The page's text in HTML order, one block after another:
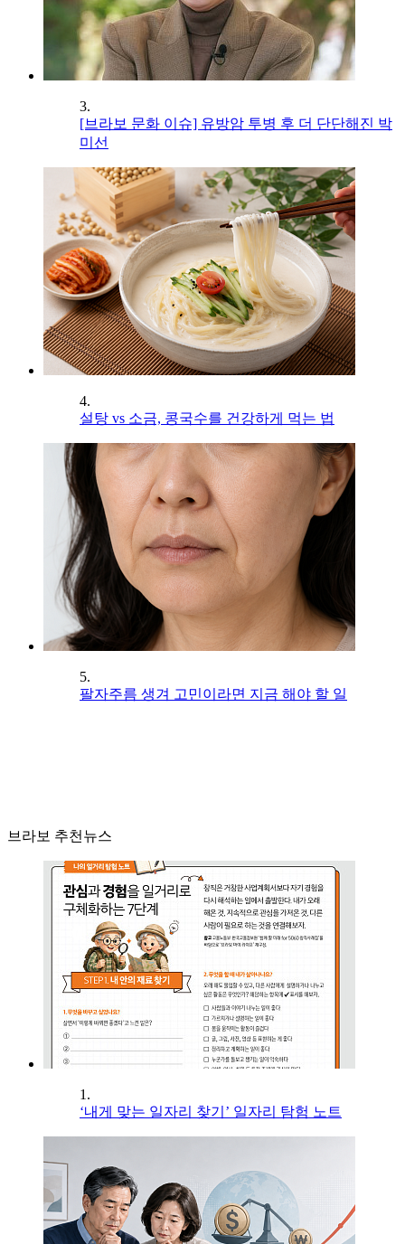
3.
[브라보 문화 이슈] 유방암 투병 후 더 단단해진 박
미선
4.
설탕 vs 소금, 콩국수를 건강하게 먹는 법
5.
팔자주름 생겨 고민이라면 지금 해야 할 일
브라보 추천뉴스
1.
‘내게 맞는 일자리 찾기’ 일자리 탐험 노트